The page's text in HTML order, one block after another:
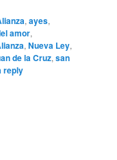
,ayes,
amor,
,Nueva Ley,
de la Cruz,san
reply